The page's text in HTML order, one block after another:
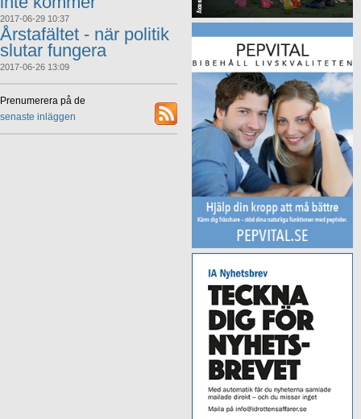
2017-06-29 10:37
Årstafältet - när politik
slutar fungera
2017-06-26 13:09
Prenumerera på de
senaste inläggen